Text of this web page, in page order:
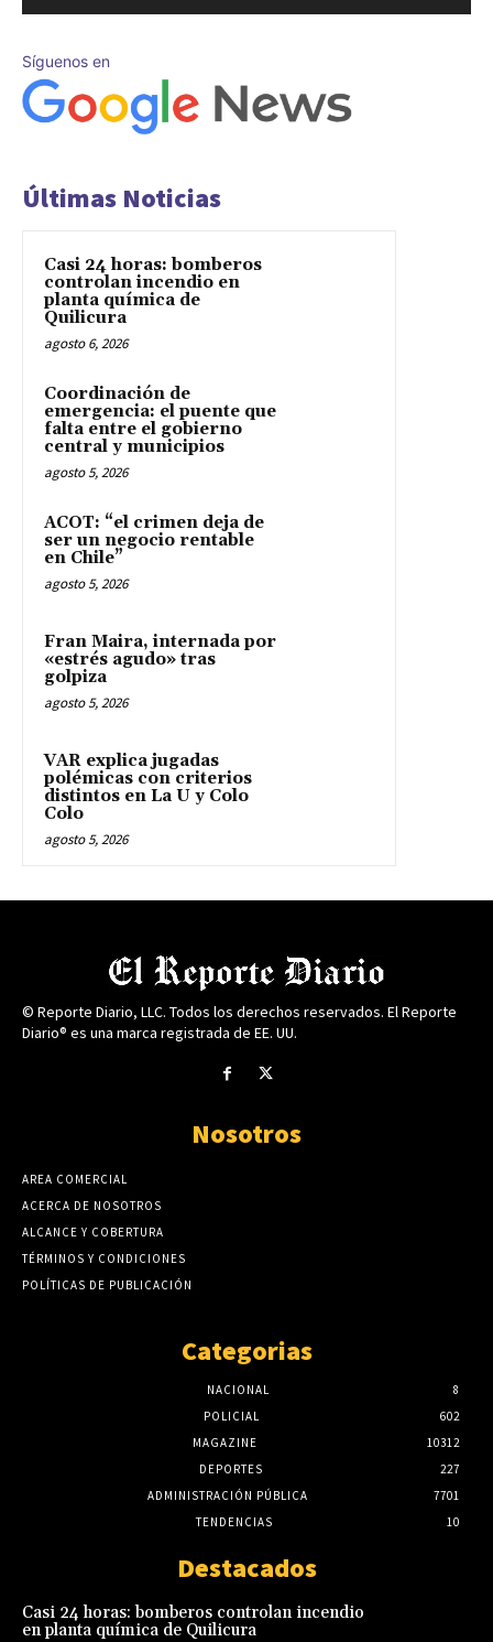
Síguenos en
Últimas Noticias
Casi 24 horas: bomberos
controlan incendio en
planta química de
Quilicura
agosto 6, 2026
Coordinación de
emergencia: el puente que
falta entre el gobierno
central y municipios
agosto 5, 2026
ACOT: “el crimen deja de
ser un negocio rentable
en Chile”
agosto 5, 2026
Fran Maira, internada por
«estrés agudo» tras
golpiza
agosto 5, 2026
VAR explica jugadas
polémicas con criterios
distintos en La U y Colo
Colo
agosto 5, 2026
© Reporte Diario, LLC. Todos los derechos reservados. El Reporte
Diario® es una marca registrada de EE. UU.
Nosotros
AREA COMERCIAL
ACERCA DE NOSOTROS
ALCANCE Y COBERTURA
TÉRMINOS Y CONDICIONES
POLÍTICAS DE PUBLICACIÓN
Categorias
NACIONAL
8
POLICIAL
602
MAGAZINE
10312
DEPORTES
227
ADMINISTRACIÓN PÚBLICA
7701
TENDENCIAS
10
Destacados
Casi 24 horas: bomberos controlan incendio
en planta química de Quilicura